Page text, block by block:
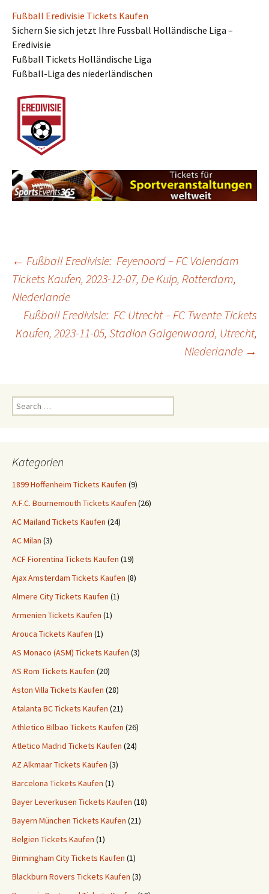
Fußball Eredivisie Tickets Kaufen
Sichern Sie sich jetzt Ihre Fussball Holländische Liga –
Eredivisie
Fußball Tickets Holländische Liga
Fußball-Liga des niederländischen
Post
navigation
← Fußball Eredivisie: Feyenoord – FC Volendam
Tickets Kaufen, 2023-12-07, De Kuip, Rotterdam,
Niederlande
Fußball Eredivisie: FC Utrecht – FC Twente Tickets
Kaufen, 2023-11-05, Stadion Galgenwaard, Utrecht,
Niederlande →
Search
for:
Kategorien
1899 Hoffenheim Tickets Kaufen (9)
A.F.C. Bournemouth Tickets Kaufen (26)
AC Mailand Tickets Kaufen (24)
AC Milan (3)
ACF Fiorentina Tickets Kaufen (19)
Ajax Amsterdam Tickets Kaufen (8)
Almere City Tickets Kaufen (1)
Armenien Tickets Kaufen (1)
Arouca Tickets Kaufen (1)
AS Monaco (ASM) Tickets Kaufen (3)
AS Rom Tickets Kaufen (20)
Aston Villa Tickets Kaufen (28)
Atalanta BC Tickets Kaufen (21)
Athletico Bilbao Tickets Kaufen (26)
Atletico Madrid Tickets Kaufen (24)
AZ Alkmaar Tickets Kaufen (3)
Barcelona Tickets Kaufen (1)
Bayer Leverkusen Tickets Kaufen (18)
Bayern München Tickets Kaufen (21)
Belgien Tickets Kaufen (1)
Birmingham City Tickets Kaufen (1)
Blackburn Rovers Tickets Kaufen (3)